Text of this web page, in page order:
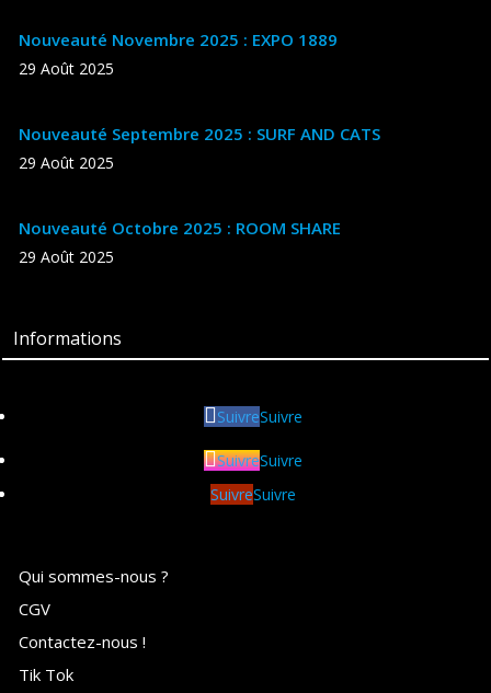
Nouveauté Novembre 2025 : EXPO 1889
29 Août 2025
Nouveauté Septembre 2025 : SURF AND CATS
29 Août 2025
Nouveauté Octobre 2025 : ROOM SHARE
29 Août 2025
Informations
SuivreSuivre
SuivreSuivre
SuivreSuivre
Qui sommes-nous ?
CGV
Contactez-nous !
Tik Tok